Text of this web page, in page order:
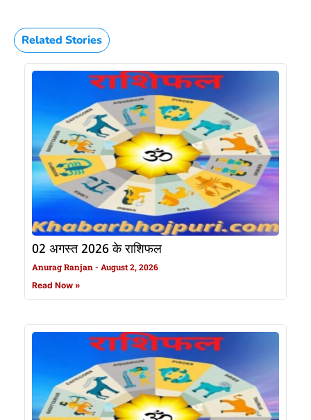
Related Stories
02 अगस्त 2026 के राशिफल
Anurag Ranjan August 2, 2026
Read Now »